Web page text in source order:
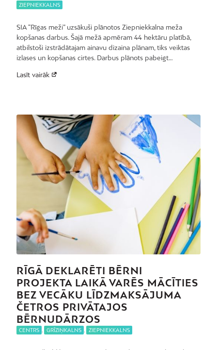
ZIEPNIEKKALNS
SIA “Rīgas meži” uzsākuši plānotos Ziepniekkalna meža
kopšanas darbus. Šajā mežā apmēram 44 hektāru platībā,
atbilstoši izstrādātajam ainavu dizaina plānam, tiks veiktas
izlases un kopšanas cirtes. Darbus plānots pabeigt…
Lasīt vairāk
RĪGĀ DEKLARĒTI BĒRNI
PROJEKTA LAIKĀ VARĒS MĀCĪTIES
BEZ VECĀKU LĪDZMAKSĀJUMA
ČETROS PRIVĀTAJOS
BĒRNUDĀRZOS
CENTRS GRĪZIŅKALNS ZIEPNIEKKALNS